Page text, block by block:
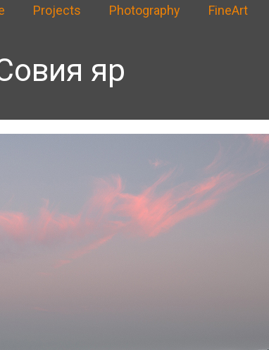
Projects Photography FineArt
яр